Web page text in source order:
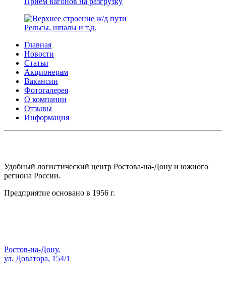
Рельсы, шпалы и т.д.
Главная
Новости
Статьи
Акционерам
Вакансии
Фотогалерея
О компании
Отзывы
Информация
Удобный логистический центр Ростова-на-Дону и южного
региона России.
Предприятие основано в 1956 г.
Ростов-на-Дону,
ул. Доватора, 154/1